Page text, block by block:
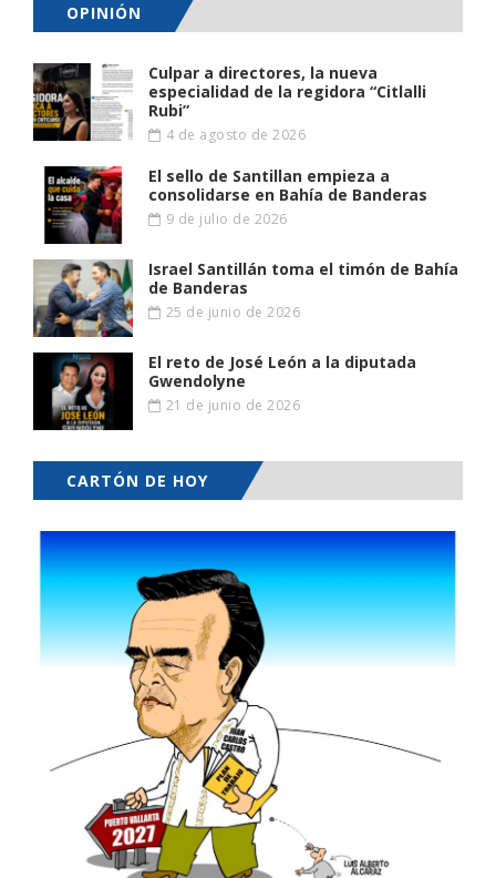
OPINIÓN
Culpar a directores, la nueva
especialidad de la regidora “Citlalli
Rubi”
4 de agosto de 2026
El sello de Santillan empieza a
consolidarse en Bahía de Banderas
9 de julio de 2026
Israel Santillán toma el timón de Bahía
de Banderas
25 de junio de 2026
El reto de José León a la diputada
Gwendolyne
21 de junio de 2026
CARTÓN DE HOY